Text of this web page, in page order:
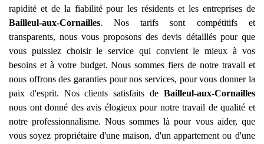
rapidité et de la fiabilité pour les résidents et les entreprises de
Bailleul-aux-Cornailles. Nos tarifs sont compétitifs et
transparents, nous vous proposons des devis détaillés pour que
vous puissiez choisir le service qui convient le mieux à vos
besoins et à votre budget. Nous sommes fiers de notre travail et
nous offrons des garanties pour nos services, pour vous donner la
paix d'esprit. Nos clients satisfaits de Bailleul-aux-Cornailles
nous ont donné des avis élogieux pour notre travail de qualité et
notre professionnalisme. Nous sommes là pour vous aider, que
vous soyez propriétaire d'une maison, d'un appartement ou d'une